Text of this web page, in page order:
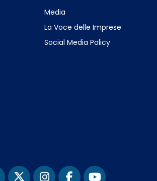
Media
La Voce delle Imprese
Social Media Policy